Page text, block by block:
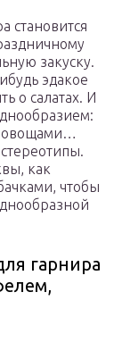
становится
закуску.
эдакое
о салатах. И
овощами…
как
чтобы
гарнира